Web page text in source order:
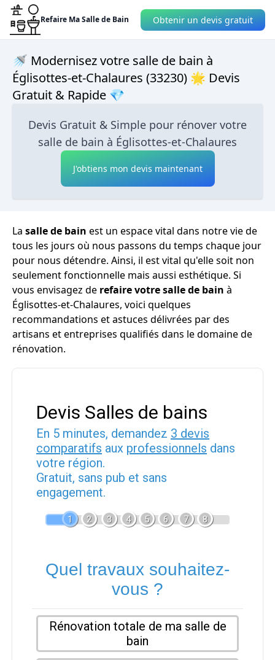
Refaire Ma Salle de Bain Obtenir un devis gratuit
🚿 Modernisez votre salle de bain à
Églisottes-et-Chalaures (33230) 🌟 Devis
Gratuit & Rapide 💎
Devis Gratuit & Simple pour rénover votre
salle de bain à Églisottes-et-Chalaures
J'obtiens mon devis maintenant
La salle de bain est un espace vital dans notre vie de
tous les jours où nous passons du temps chaque jour
pour nous détendre. Ainsi, il est vital qu'elle soit non
seulement fonctionnelle mais aussi esthétique. Si
vous envisagez de refaire votre salle de bain à
Églisottes-et-Chalaures, voici quelques
recommandations et astuces délivrées par des
artisans et entreprises qualifiés dans le domaine de
rénovation.
Devis Salles de bains
En 5 minutes, demandez 3 devis
comparatifs aux professionnels dans
votre région.
Gratuit, sans pub et sans
engagement.
1 2 3 4 5 6 7 8
Quel travaux souhaitez-
vous ?
Rénovation totale de ma salle de
bain